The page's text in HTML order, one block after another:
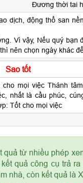
Đương thời tai
dịch, động thổ san
Vì vậy, Nếu quý
nên chọn ngày khác
Sao tốt
cho mọi việc Thánh
nhất là cầu phúc,
Tốt cho mọi việc
từ nhiều phép
quả công cụ trả
nhà, còn kết quả là